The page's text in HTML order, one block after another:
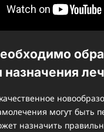
назначения
могут быть
назначить